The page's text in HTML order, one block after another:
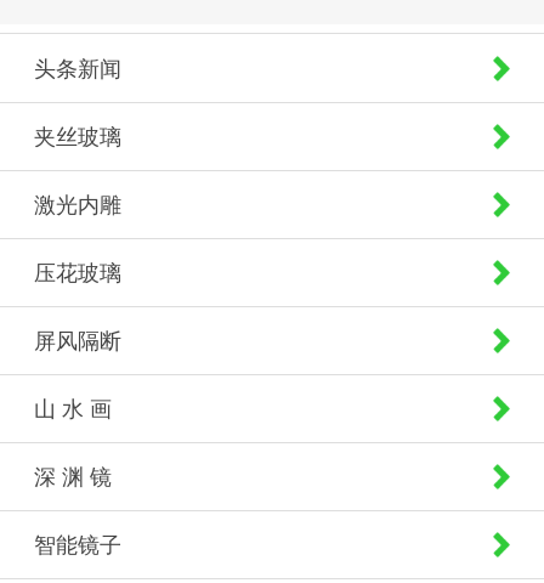
头条新闻
夹丝玻璃
激光内雕
压花玻璃
屏风隔断
山 水 画
深 渊 镜
智能镜子